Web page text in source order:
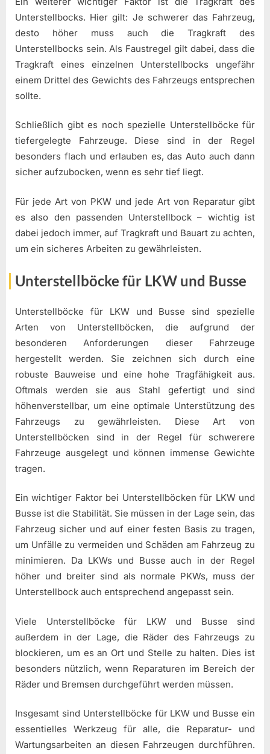
Unterstellbocks. Hier gilt: Je schwerer das Fahrzeug,
desto höher muss auch die Tragkraft des
Unterstellbocks sein. Als Faustregel gilt dabei, dass die
Tragkraft eines einzelnen Unterstellbocks ungefähr
einem Drittel des Gewichts des Fahrzeugs entsprechen
sollte.
Schließlich gibt es noch spezielle Unterstellböcke für
tiefergelegte Fahrzeuge. Diese sind in der Regel
besonders flach und erlauben es, das Auto auch dann
sicher aufzubocken, wenn es sehr tief liegt.
Für jede Art von PKW und jede Art von Reparatur gibt
es also den passenden Unterstellbock – wichtig ist
dabei jedoch immer, auf Tragkraft und Bauart zu achten,
um ein sicheres Arbeiten zu gewährleisten.
Unterstellböcke für LKW und Busse
Unterstellböcke für LKW und Busse sind spezielle
Arten von Unterstellböcken, die aufgrund der
besonderen Anforderungen dieser Fahrzeuge
hergestellt werden. Sie zeichnen sich durch eine
robuste Bauweise und eine hohe Tragfähigkeit aus.
Oftmals werden sie aus Stahl gefertigt und sind
höhenverstellbar, um eine optimale Unterstützung des
Fahrzeugs zu gewährleisten. Diese Art von
Unterstellböcken sind in der Regel für schwerere
Fahrzeuge ausgelegt und können immense Gewichte
tragen.
Ein wichtiger Faktor bei Unterstellböcken für LKW und
Busse ist die Stabilität. Sie müssen in der Lage sein, das
Fahrzeug sicher und auf einer festen Basis zu tragen,
um Unfälle zu vermeiden und Schäden am Fahrzeug zu
minimieren. Da LKWs und Busse auch in der Regel
höher und breiter sind als normale PKWs, muss der
Unterstellbock auch entsprechend angepasst sein.
Viele Unterstellböcke für LKW und Busse sind
außerdem in der Lage, die Räder des Fahrzeugs zu
blockieren, um es an Ort und Stelle zu halten. Dies ist
besonders nützlich, wenn Reparaturen im Bereich der
Räder und Bremsen durchgeführt werden müssen.
Insgesamt sind Unterstellböcke für LKW und Busse ein
essentielles Werkzeug für alle, die Reparatur- und
Wartungsarbeiten an diesen Fahrzeugen durchführen.